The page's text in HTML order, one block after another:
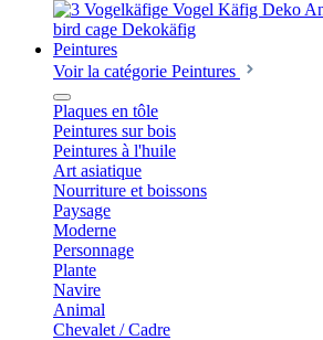
Peintures
Voir la catégorie Peintures
Plaques en tôle
Peintures sur bois
Peintures à l'huile
Art asiatique
Nourriture et boissons
Paysage
Moderne
Personnage
Plante
Navire
Animal
Chevalet / Cadre